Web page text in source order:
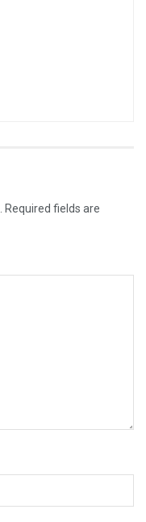
Required fields are